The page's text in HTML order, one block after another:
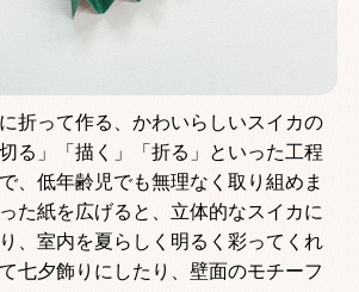
折って作る、かわいらしいスイカの
る」「描く」「折る」といった工程
、低年齢児でも無理なく取り組めま
た紙を広げると、立体的なスイカに
、室内を夏らしく明るく彩ってくれ
七夕飾りにしたり、壁面のモチーフ